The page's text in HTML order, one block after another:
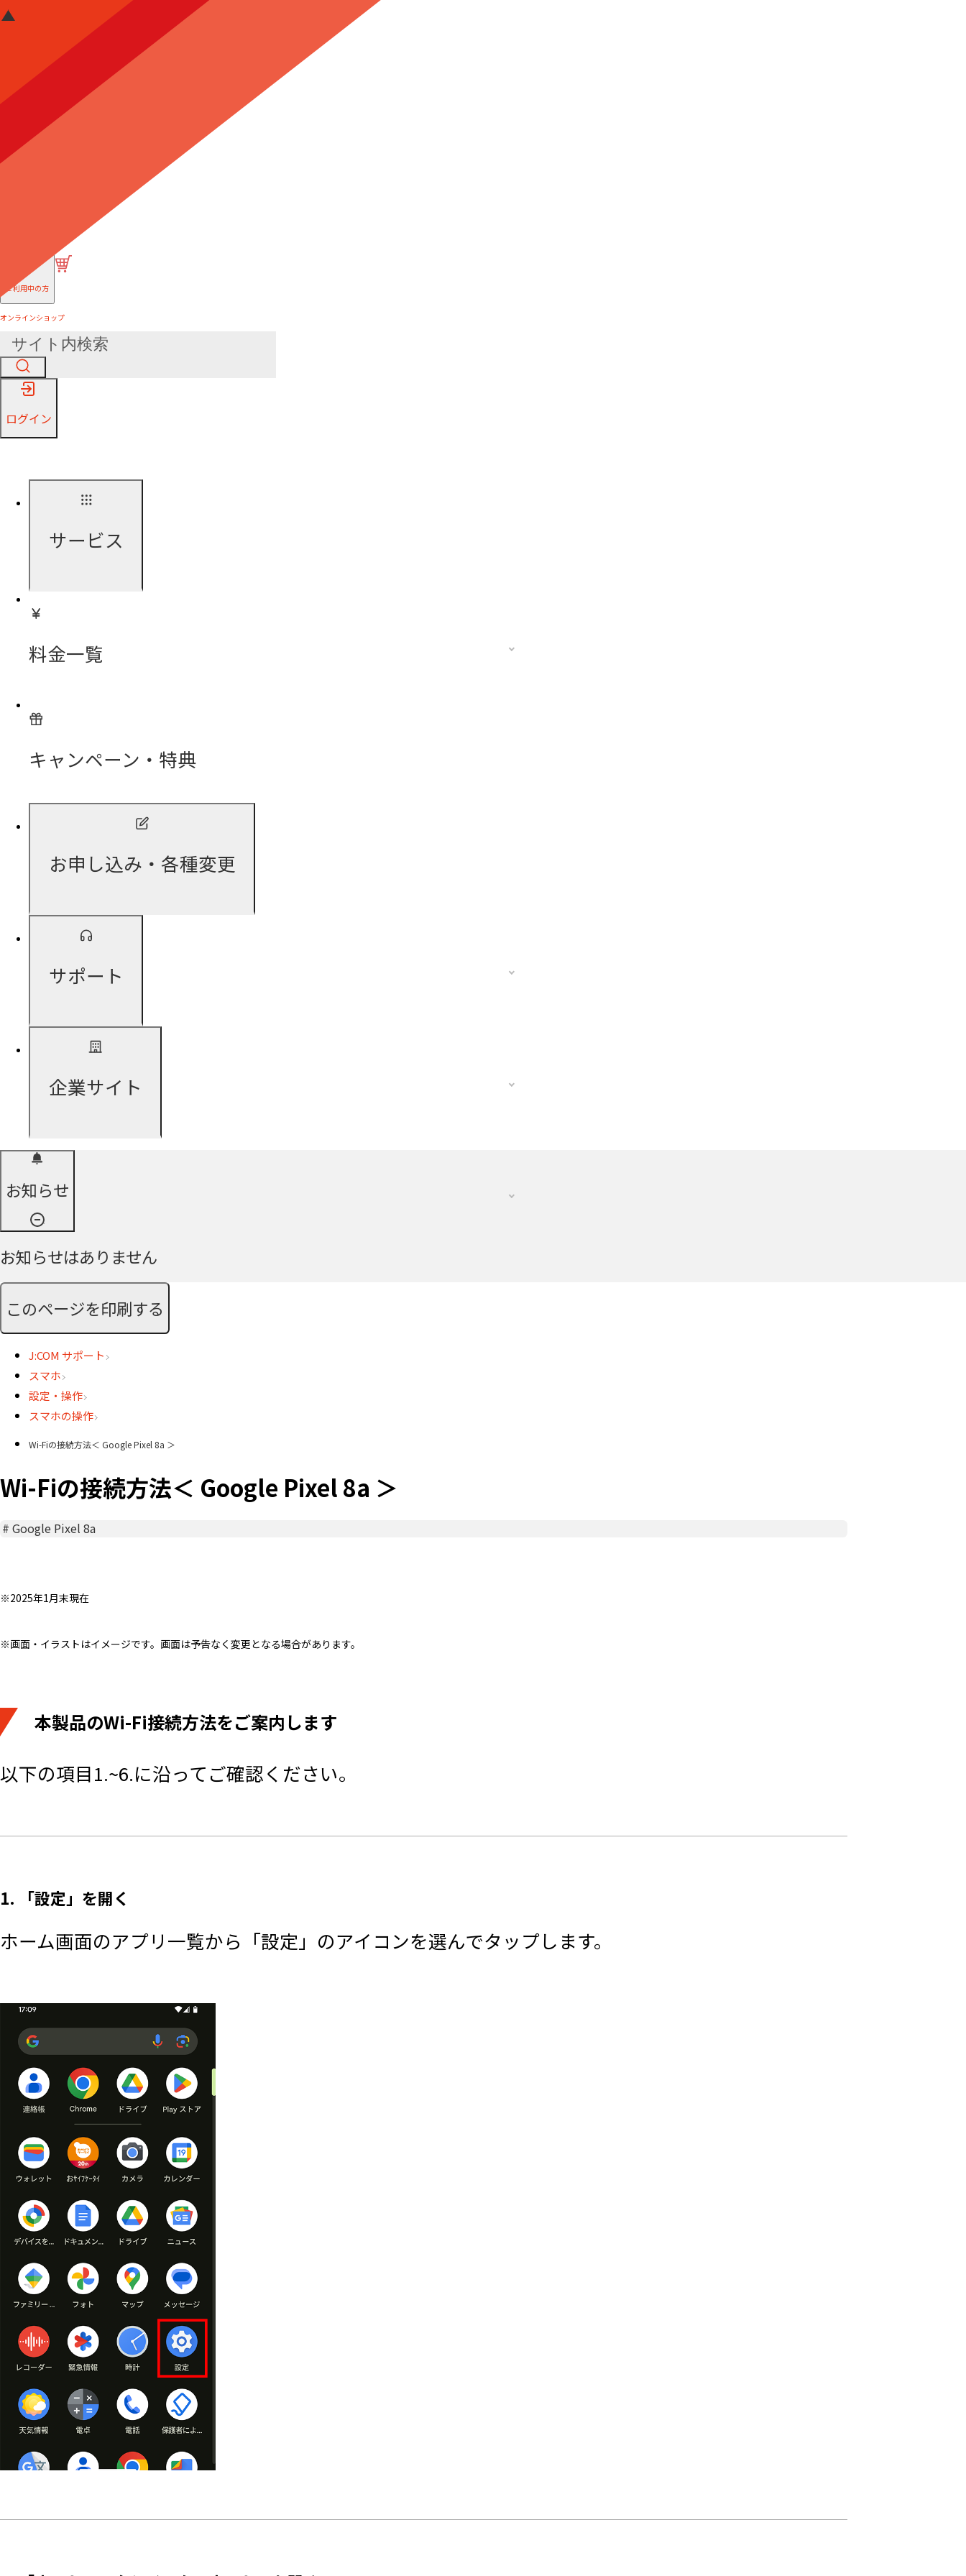
ご利用中の方
オンラインショップ
ログイン
サービス
料金一覧
キャンペーン・特典
お申し込み・各種変更
サポート
企業サイト
お知らせ
お知らせはありません
このページを印刷する
J:COM サポート
スマホ
設定・操作
スマホの操作
Wi-Fiの接続方法＜ Google Pixel 8a ＞
Wi-Fiの接続方法＜ Google Pixel 8a ＞
#Google Pixel 8a
※2025年1月末現在
※画面・イラストはイメージです。画面は予告なく変更となる場合があります。
本製品のWi-Fi接続方法をご案内します
以下の項目1.~6.に沿ってご確認ください。
1. 「設定」を開く
ホーム画面のアプリ一覧から「設定」のアイコンを選んでタップします。